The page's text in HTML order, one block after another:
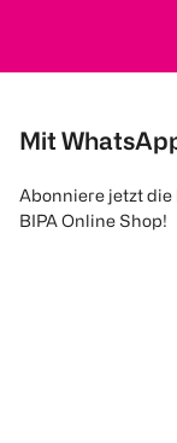
Mit
Abonniere jetzt die
BIPA Online Shop!